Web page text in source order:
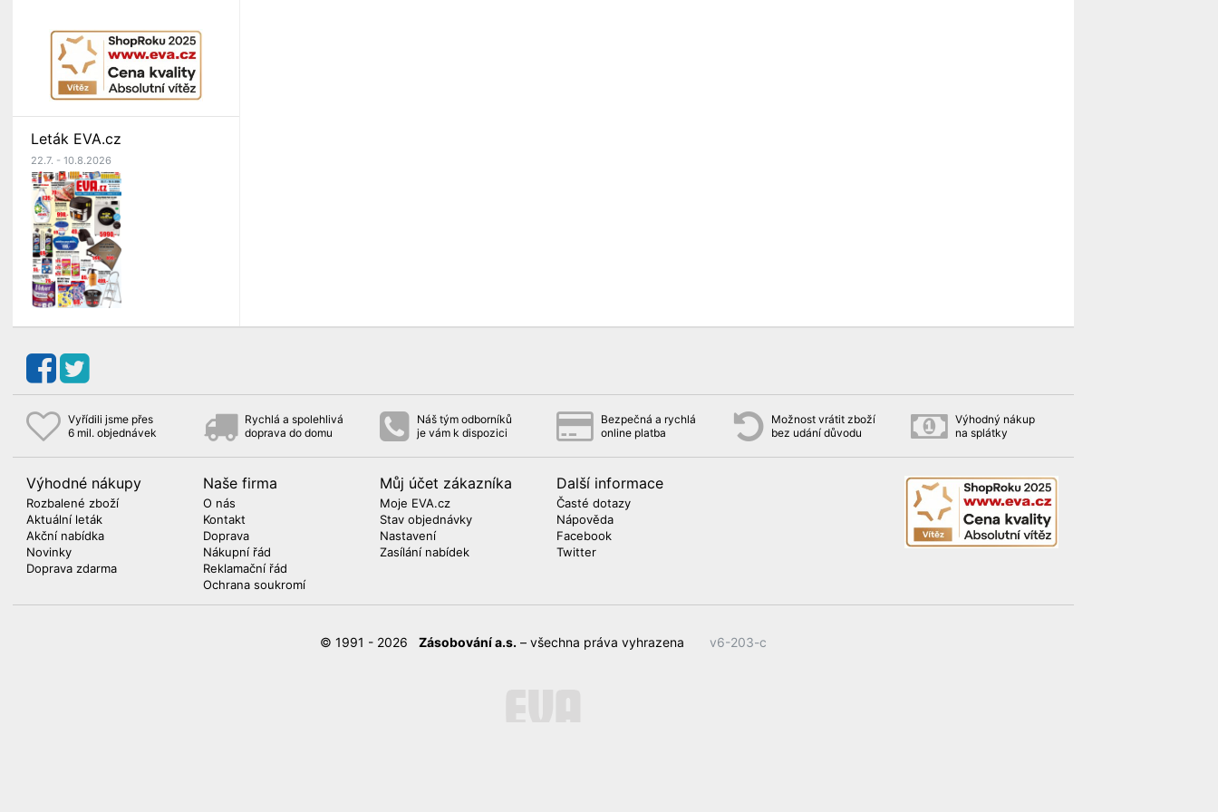
Leták EVA.cz
22.7. - 10.8.2026
Vyřídili jsme přes
6 mil. objednávek
Rychlá a spolehlivá
doprava do domu
Náš tým odborníků
je vám k dispozici
Bezpečná a rychlá
online platba
Možnost vrátit zboží
bez udání důvodu
Výhodný nákup
na splátky
Výhodné nákupy
Rozbalené zboží
Aktuální leták
Akční nabídka
Novinky
Doprava zdarma
Naše firma
O nás
Kontakt
Doprava
Nákupní řád
Reklamační řád
Ochrana soukromí
Můj účet zákazníka
Moje EVA.cz
Stav objednávky
Nastavení
Zasílání nabídek
Další informace
Časté dotazy
Nápověda
Facebook
Twitter
© 1991 - 2026 Zásobování a.s. – všechna práva vyhrazena v6-203-c